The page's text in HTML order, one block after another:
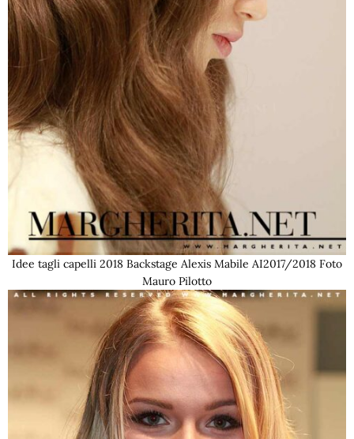
Idee tagli capelli 2018 Backstage Alexis Mabile AI2017/2018 Foto
Mauro Pilotto